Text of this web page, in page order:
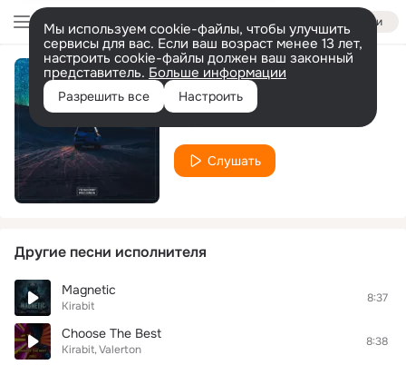
Войти
Мы используем cookie-файлы, чтобы улучшить
сервисы для вас. Если ваш возраст менее 13 лет,
настроить cookie-файлы должен ваш законный
представитель. Больше информации
Разрешить все Настроить
My Drive
Слушать
Другие песни исполнителя
Magnetic
Kirabit
8:37
Choose The Best
Kirabit Valerton
8:38